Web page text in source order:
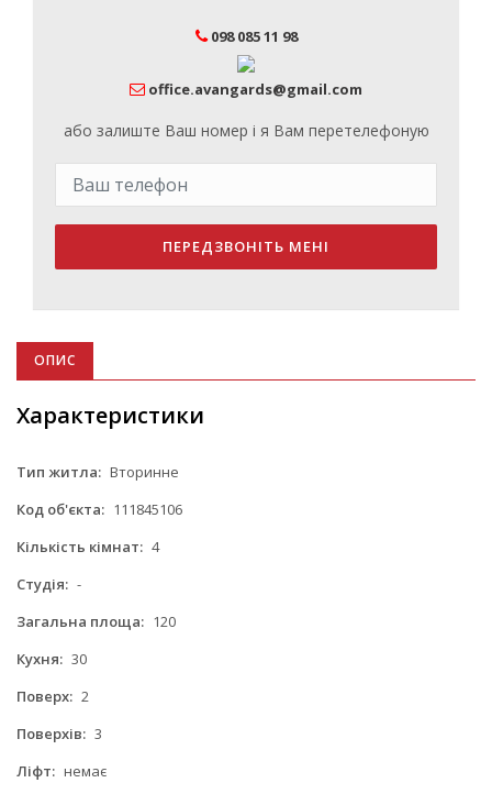
098 085 11 98
office.avangards@gmail.com
або залиште Ваш номер і я Вам перетелефоную
ПЕРЕДЗВОНІТЬ МЕНІ
ОПИС
Характеристики
Тип житла: Вторинне
Код об'єкта: 111845106
Кількість кімнат: 4
Студія: -
Загальна площа: 120
Кухня: 30
Поверх: 2
Поверхів: 3
Ліфт: немає